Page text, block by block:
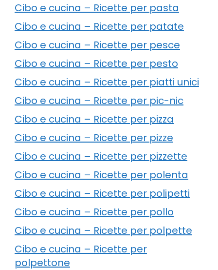
Cibo e cucina – Ricette per pasta
Cibo e cucina – Ricette per patate
Cibo e cucina – Ricette per pesce
Cibo e cucina – Ricette per pesto
Cibo e cucina – Ricette per piatti unici
Cibo e cucina – Ricette per pic-nic
Cibo e cucina – Ricette per pizza
Cibo e cucina – Ricette per pizze
Cibo e cucina – Ricette per pizzette
Cibo e cucina – Ricette per polenta
Cibo e cucina – Ricette per polipetti
Cibo e cucina – Ricette per pollo
Cibo e cucina – Ricette per polpette
Cibo e cucina – Ricette per
polpettone